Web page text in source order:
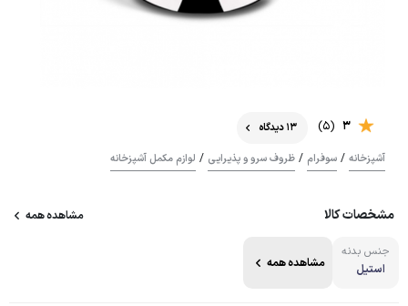
3
(5)
13 دیدگاه
آشپزخانه / سوفرام / ظروف سرو و پذیرایی / لوازم مکمل آشپزخانه
مشخصات کالا مشاهده همه
جنس بدنه
استیل
مشاهده همه